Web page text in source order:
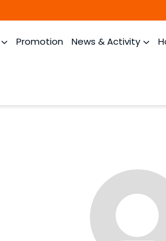
Promotion News & Activity